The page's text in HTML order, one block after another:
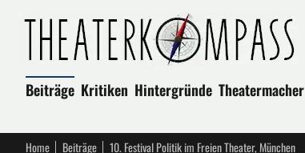
Beiträge Kritiken Hintergründe Theatermacher
Home Beiträge 10. Festival Politik im Freien Theater, München